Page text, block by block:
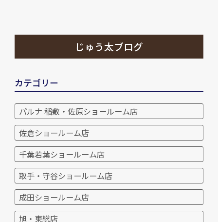
じゅう太ブログ
カテゴリー
パルナ 稲敷・佐原ショールーム店
佐倉ショールーム店
千葉若葉ショールーム店
取手・守谷ショールーム店
成田ショールーム店
旭・東総店